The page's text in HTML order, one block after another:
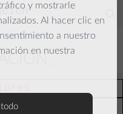
y mostrarle
Al hacer clic en
a nuestro
en nuestra
todo